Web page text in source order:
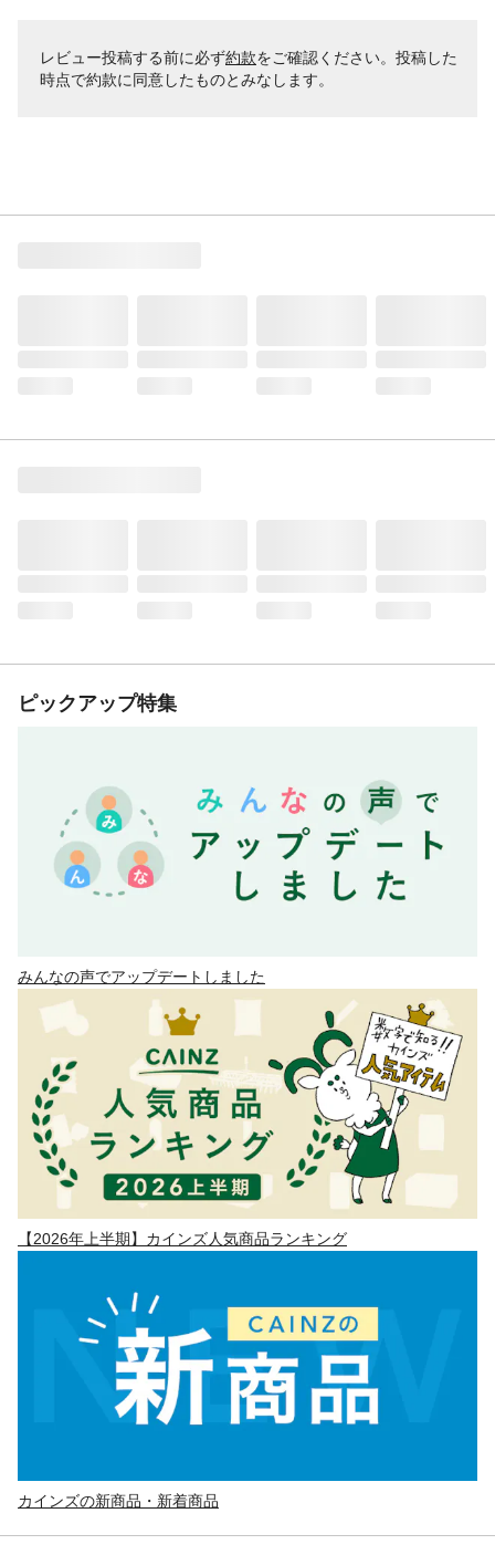
レビュー投稿する前に必ず約款をご確認ください。投稿した
時点で約款に同意したものとみなします。
ピックアップ特集
みんなの声でアップデートしました
【2026年上半期】カインズ人気商品ランキング
カインズの新商品・新着商品